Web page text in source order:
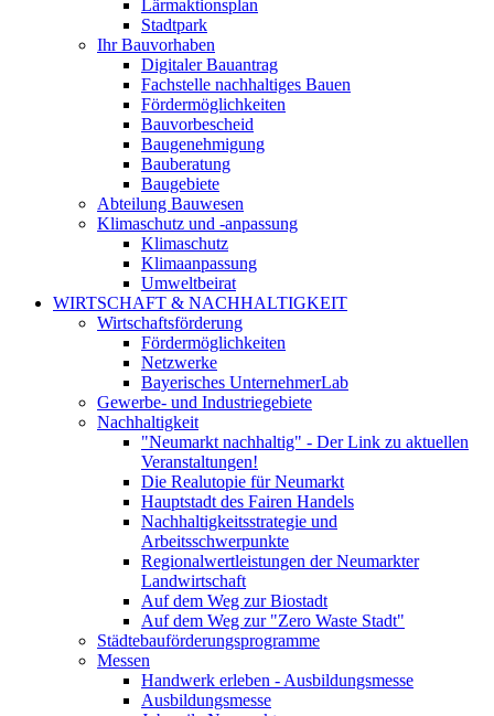
Lärmaktionsplan
Stadtpark
Ihr Bauvorhaben
Digitaler Bauantrag
Fachstelle nachhaltiges Bauen
Fördermöglichkeiten
Bauvorbescheid
Baugenehmigung
Bauberatung
Baugebiete
Abteilung Bauwesen
Klimaschutz und -anpassung
Klimaschutz
Klimaanpassung
Umweltbeirat
WIRTSCHAFT & NACHHALTIGKEIT
Wirtschaftsförderung
Fördermöglichkeiten
Netzwerke
Bayerisches UnternehmerLab
Gewerbe- und Industriegebiete
Nachhaltigkeit
"Neumarkt nachhaltig" - Der Link zu aktuellen
Veranstaltungen!
Die Realutopie für Neumarkt
Hauptstadt des Fairen Handels
Nachhaltigkeitsstrategie und
Arbeitsschwerpunkte
Regionalwertleistungen der Neumarkter
Landwirtschaft
Auf dem Weg zur Biostadt
Auf dem Weg zur "Zero Waste Stadt"
Städtebauförderungsprogramme
Messen
Handwerk erleben - Ausbildungsmesse
Ausbildungsmesse